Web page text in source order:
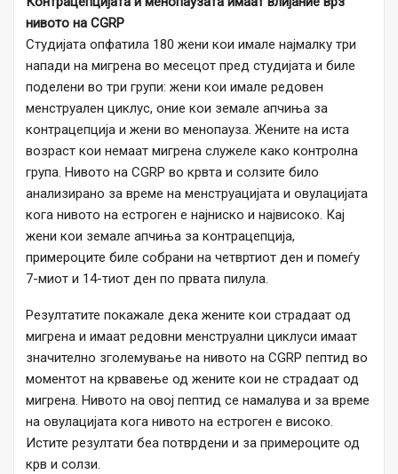
нивото на CGRP
Студијата опфатила 180 жени кои имале најмалку три
напади на мигрена во месецот пред студијата и биле
поделени во три групи: жени кои имале редовен
менструален циклус, оние кои земале апчиња за
контрацепција и жени во менопауза. Жените на иста
возраст кои немаат мигрена служеле како контролна
група. Нивото на CGRP во крвта и солзите било
анализирано за време на менструацијата и овулацијата
кога нивото на естроген е најниско и највисоко. Кај
жени кои земале апчиња за контрацепција,
примероците биле собрани на четвртиот ден и помеѓу
7-миот и 14-тиот ден по првата пилула.
Резултатите покажале дека жените кои страдаат од
мигрена и имаат редовни менструални циклуси имаат
значително зголемување на нивото на CGRP пептид во
моментот на крвавење од жените кои не страдаат од
мигрена. Нивото на овој пептид се намалува и за време
на овулацијата кога нивото на естроген е високо.
Истите резултати беа потврдени и за примероците од
крв и солзи.